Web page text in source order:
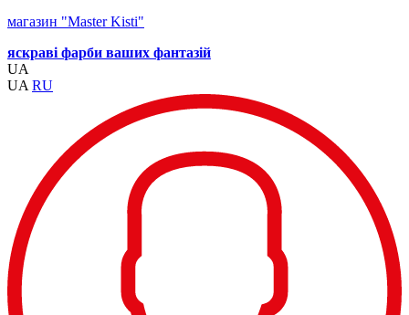
магазин "Master Kisti"
яскраві фарби ваших фантазій
UA
UA RU